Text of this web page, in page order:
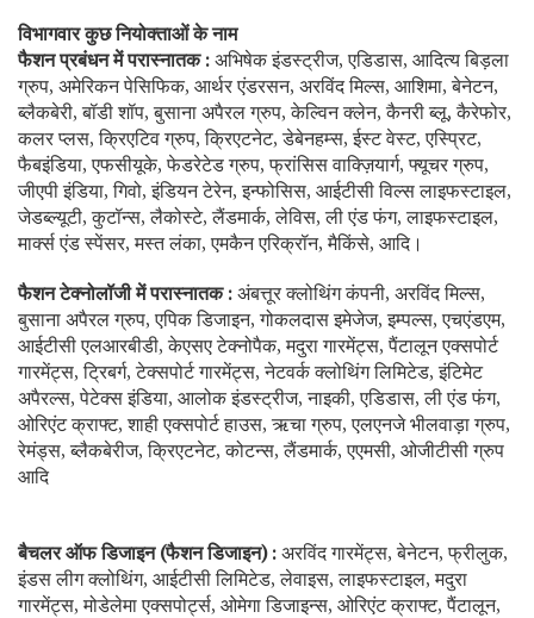
विभागवार कुछ नियोक्ताओं के नाम
फैशन प्रबंधन में परास्नातक : अभिषेक इंडस्ट्रीज, एडिडास, आदित्य बिड़ला
ग्रुप, अमेरिकन पेसिफिक, आर्थर एंडरसन, अरविंद मिल्स, आशिमा, बेनेटन,
ब्लैकबेरी, बॉडी शॉप, बुसाना अपैरल ग्रुप, केल्विन क्लेन, कैनरी ब्लू, कैरेफोर,
कलर प्लस, क्रिएटिव ग्रुप, क्रिएटनेट, डेबेनहम्स, ईस्ट वेस्ट, एस्प्रिट,
फैबइंडिया, एफसीयूके, फेडरेटेड ग्रुप, फ्रांसिस वाक्ज़ियार्ग, फ्यूचर ग्रुप,
जीएपी इंडिया, गिवो, इंडियन टेरेन, इन्फोसिस, आईटीसी विल्स लाइफस्टाइल,
जेडब्ल्यूटी, कुटॉन्स, लैकोस्टे, लैंडमार्क, लेविस, ली एंड फंग, लाइफस्टाइल,
मार्क्स एंड स्पेंसर, मस्त लंका, एमकैन एरिक्रॉन, मैकिंसे, आदि।
फैशन टेक्नोलॉजी में परास्नातक : अंबत्तूर क्लोथिंग कंपनी, अरविंद मिल्स,
बुसाना अपैरल ग्रुप, एपिक डिजाइन, गोकलदास इमेजेज, इम्पल्स, एचएंडएम,
आईटीसी एलआरबीडी, केएसए टेक्नोपैक, मदुरा गारमेंट्स, पैंटालून एक्सपोर्ट
गारमेंट्स, ट्रिबर्ग, टेक्सपोर्ट गारमेंट्स, नेटवर्क क्लोथिंग लिमिटेड, इंटिमेट
अपैरल्स, पेटेक्स इंडिया, आलोक इंडस्ट्रीज, नाइकी, एडिडास, ली एंड फंग,
ओरिएंट क्राफ्ट, शाही एक्सपोर्ट हाउस, ऋचा ग्रुप, एलएनजे भीलवाड़ा ग्रुप,
रेमंड्स, ब्लैकबेरीज, क्रिएटनेट, कोटन्स, लैंडमार्क, एएमसी, ओजीटीसी ग्रुप
आदि
बैचलर ऑफ डिजाइन (फैशन डिजाइन) : अरविंद गारमेंट्स, बेनेटन, फ्रीलुक,
इंडस लीग क्लोथिंग, आईटीसी लिमिटेड, लेवाइस, लाइफस्टाइल, मदुरा
गारमेंट्स, मोडेलेमा एक्सपोर्ट्स, ओमेगा डिजाइन्स, ओरिएंट क्राफ्ट, पैंटालून,